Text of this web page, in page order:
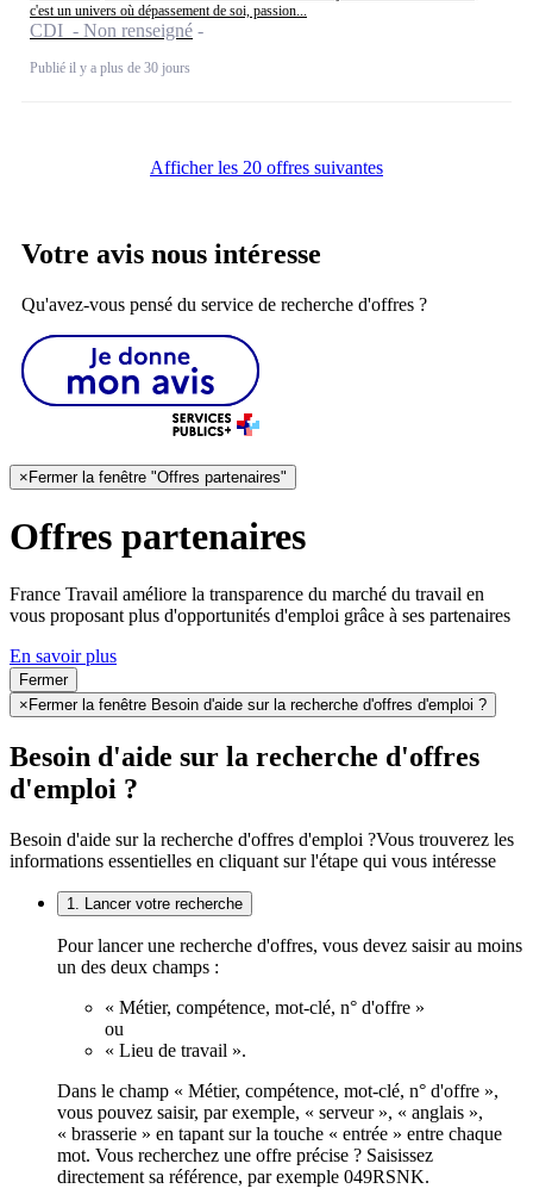
c'est un univers où dépassement de soi, passion...
CDI - Non renseigné
Publié il y a plus de 30 jours
Afficher les 20 offres suivantes
Votre avis nous intéresse
Qu'avez-vous pensé du service de recherche d'offres ?
×Fermer la fenêtre "Offres partenaires"
Offres partenaires
France Travail améliore la transparence du marché du travail en
vous proposant plus d'opportunités d'emploi grâce à ses partenaires
En savoir plus
Fermer
× Fermer la fenêtre Besoin d'aide sur la recherche d'offres d'emploi ?
Besoin d'aide sur la recherche d'offres
d'emploi ?
Besoin d'aide sur la recherche d'offres d'emploi ?Vous trouverez les
informations essentielles en cliquant sur l'étape qui vous intéresse
1. Lancer votre recherche
Pour lancer une recherche d'offres, vous devez saisir au moins
un des deux champs :
« Métier, compétence, mot-clé, n° d'offre »
ou
« Lieu de travail ».
Dans le champ « Métier, compétence, mot-clé, n° d'offre »,
vous pouvez saisir, par exemple, « serveur », « anglais »,
« brasserie » en tapant sur la touche « entrée » entre chaque
mot. Vous recherchez une offre précise ? Saisissez
directement sa référence, par exemple 049RSNK.